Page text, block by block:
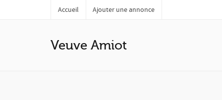
Accueil Ajouter une annonce
Veuve Amiot